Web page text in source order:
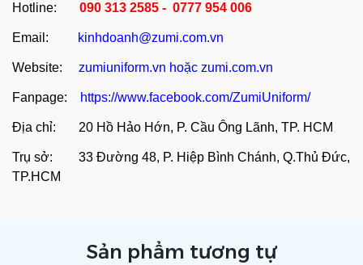
Hotline: 090 313 2585 - 0777 954 006
Email: kinhdoanh@zumi.com.vn
Website: zumiuniform.vn hoặc zumi.com.vn
Fanpage: https://www.facebook.com/ZumiUniform/
Địa chỉ: 20 Hồ Hảo Hớn, P. Cầu Ông Lãnh, TP. HCM
Trụ sở: 33 Đường 48, P. Hiệp Bình Chánh, Q.Thủ Đức,
TP.HCM
Sản phẩm tương tự